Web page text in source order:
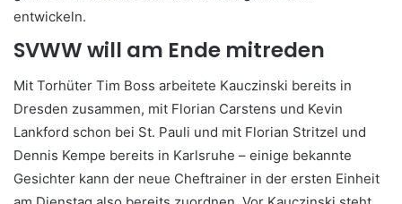
entwickeln.
SVWW will am Ende mitreden
Mit Torhüter Tim Boss arbeitete Kauczinski bereits in
Dresden zusammen, mit Florian Carstens und Kevin
Lankford schon bei St. Pauli und mit Florian Stritzel und
Dennis Kempe bereits in Karlsruhe – einige bekannte
Gesichter kann der neue Cheftrainer in der ersten Einheit